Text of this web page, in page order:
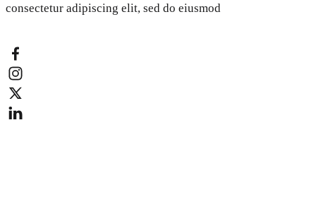
consectetur adipiscing elit, sed do eiusmod